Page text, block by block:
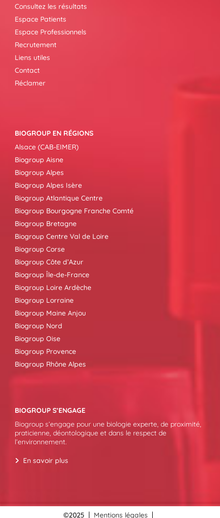
Consultez les résultats
Espace Patients
Espace Professionnels
Recrutement
Liens utiles
Contact
Réclamer
BIOGROUP EN RÉGIONS
Alsace (CAB-EIMER)
Biogroup Aisne
Biogroup Alpes
Biogroup Alpes Isère
Biogroup Atlantique Centre
Biogroup Bourgogne Franche Comté
Biogroup Bretagne
Biogroup Centre Val de Loire
Biogroup Corse
Biogroup Côte d’Azur
Biogroup Île-de-France
Biogroup Loire Ardèche
Biogroup Lorraine
Biogroup Maine Anjou
Biogroup Nord
Biogroup Oise
Biogroup Provence
Biogroup Rhône Alpes
BIOGROUP S’ENGAGE
Biogroup s’engage pour une biologie experte, de proximité,
praticienne, déontologique et dans le respect de
l’environnement.
En savoir plus
©2025 Mentions légales